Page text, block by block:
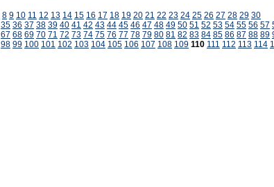
8 9 10 11 12 13 14 15 16 17 18 19 20 21 22 23 24 25 26 27 28 29 30
35 36 37 38 39 40 41 42 43 44 45 46 47 48 49 50 51 52 53 54 55 56 57
67 68 69 70 71 72 73 74 75 76 77 78 79 80 81 82 83 84 85 86 87 88 89
98 99 100 101 102 103 104 105 106 107 108 109 110 111 112 113 114